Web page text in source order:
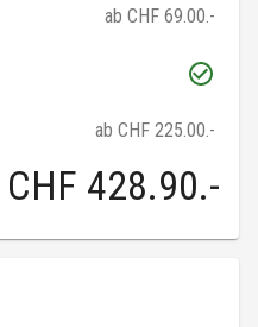
ab CHF 69.00.-
ab CHF 225.00.-
CHF 428.90.-